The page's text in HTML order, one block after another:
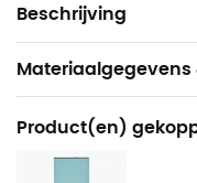
Beschrijving
Gewicht: 108 g
Materiaalgegevens
Aanbevolen voor
Dagelijks Leven
Product(en)